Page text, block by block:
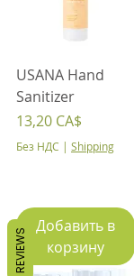
USANA Hand
Sanitizer
Цена
13,20 CA$
Без НДС | Shipping
Добавить в
корзину
REVIEWS